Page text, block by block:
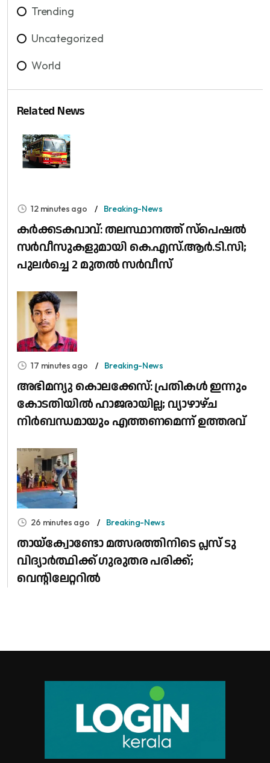
Trending
Uncategorized
World
Related News
12 minutes ago Breaking-News
കർക്കടകവാവ്: തലസ്ഥാനത്ത് സ്പെഷൽ
സർവീസുകളുമായി കെ.എസ്.ആർ.ടി.സി;
പുലർച്ചെ 2 മുതൽ സർവീസ്
17 minutes ago Breaking-News
അഭിമന്യു കൊലക്കേസ്: പ്രതികൾ ഇന്നും
കോടതിയിൽ ഹാജരായില്ല; വ്യാഴാഴ്ച
നിർബന്ധമായും എത്തണമെന്ന് ഉത്തരവ്
26 minutes ago Breaking-News
തായ്ക്വോണ്ടോ മത്സരത്തിനിടെ പ്ലസ് ടു
വിദ്യാർത്ഥിക്ക് ഗുരുതര പരിക്ക്;
വെന്റിലേറ്ററിൽ